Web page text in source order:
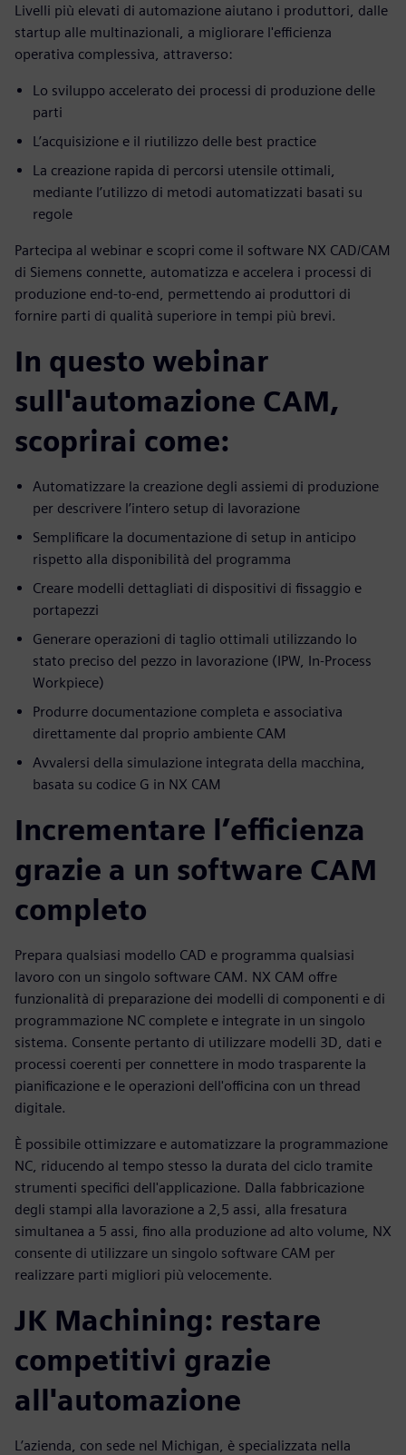
Livelli più elevati di automazione aiutano i produttori, dalle
startup alle multinazionali, a migliorare l'efficienza
operativa complessiva, attraverso:
Lo sviluppo accelerato dei processi di produzione delle
parti
L’acquisizione e il riutilizzo delle best practice
La creazione rapida di percorsi utensile ottimali,
mediante l’utilizzo di metodi automatizzati basati su
regole
Partecipa al webinar e scopri come il software NX CAD/CAM
di Siemens connette, automatizza e accelera i processi di
produzione end-to-end, permettendo ai produttori di
fornire parti di qualità superiore in tempi più brevi.
In questo webinar
sull'automazione CAM,
scoprirai come:
Automatizzare la creazione degli assiemi di produzione
per descrivere l’intero setup di lavorazione
Semplificare la documentazione di setup in anticipo
rispetto alla disponibilità del programma
Creare modelli dettagliati di dispositivi di fissaggio e
portapezzi
Generare operazioni di taglio ottimali utilizzando lo
stato preciso del pezzo in lavorazione (IPW, In-Process
Workpiece)
Produrre documentazione completa e associativa
direttamente dal proprio ambiente CAM
Avvalersi della simulazione integrata della macchina,
basata su codice G in NX CAM
Incrementare l’efficienza
grazie a un software CAM
completo
Prepara qualsiasi modello CAD e programma qualsiasi
lavoro con un singolo software CAM. NX CAM offre
funzionalità di preparazione dei modelli di componenti e di
programmazione NC complete e integrate in un singolo
sistema. Consente pertanto di utilizzare modelli 3D, dati e
processi coerenti per connettere in modo trasparente la
pianificazione e le operazioni dell'officina con un thread
digitale.
È possibile ottimizzare e automatizzare la programmazione
NC, riducendo al tempo stesso la durata del ciclo tramite
strumenti specifici dell'applicazione. Dalla fabbricazione
degli stampi alla lavorazione a 2,5 assi, alla fresatura
simultanea a 5 assi, fino alla produzione ad alto volume, NX
consente di utilizzare un singolo software CAM per
realizzare parti migliori più velocemente.
JK Machining: restare
competitivi grazie
all'automazione
L’azienda, con sede nel Michigan, è specializzata nella